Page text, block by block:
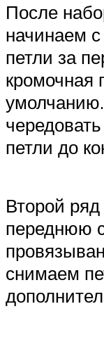
После
начинаем
петли за
кромочная
петли до
Второй
переднюю
снимаем